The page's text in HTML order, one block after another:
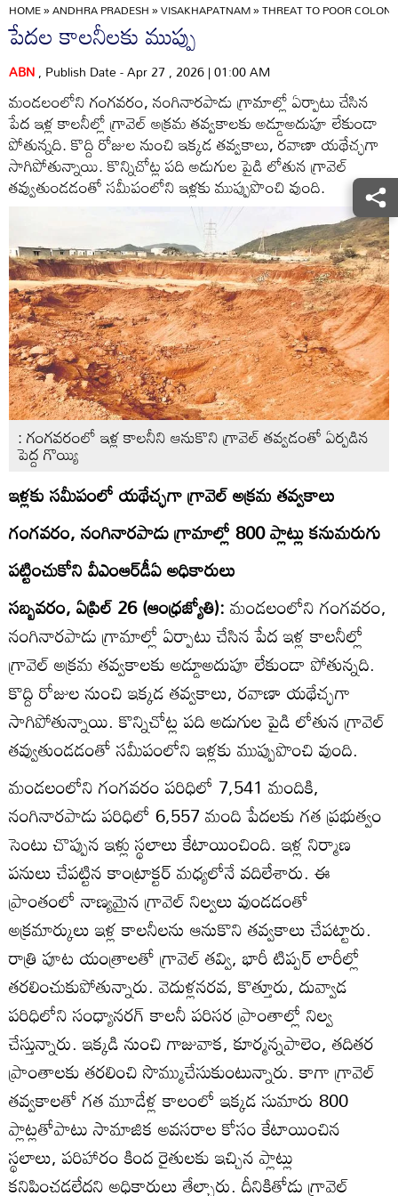
HOME»ANDHRA PRADESH»VISAKHAPATNAM»THREAT TO POOR
పేదల కాలనీలకు ముప్పు
ABN, Publish Date - Apr 27 , 2026 | 01:00 AM
మండలంలోని గంగవరం, నంగినారపాడు గ్రామాల్లో ఏర్పాటు చేసిన
పేద ఇళ్ల కాలనీల్లో గ్రావెల్‌ అక్రమ తవ్వకాలకు అడ్డూఅదుపూ లేకుండా
పోతున్నది. కొద్ది రోజుల నుంచి ఇక్కడ తవ్వకాలు, రవాణా యథేచ్ఛగా
సాగిపోతున్నాయి. కొన్నిచోట్ల పది అడుగుల పైడి లోతున గ్రావెల్‌
తవ్వుతుండడంతో సమీపంలోని ఇళ్లకు ముప్పుపొంచి వుంది.
: గంగవరంలో ఇళ్ల కాలనీని ఆనుకొని గ్రావెల్‌ తవ్వడంతో ఏర్పడిన
పెద్ద గొయ్యి
ఇళ్లకు సమీపంలో యథేచ్ఛగా గ్రావెల్‌ అక్రమ తవ్వకాలు
గంగవరం, నంగినారపాడు గ్రామాల్లో 800 ప్లాట్లు కనుమరుగు
పట్టించుకోని వీఎంఆర్‌డీఏ అధికారులు
సబ్బవరం, ఏప్రిల్‌ 26 (ఆంధ్రజ్యోతి):మండలంలోని గంగవరం,
నంగినారపాడు గ్రామాల్లో ఏర్పాటు చేసిన పేద ఇళ్ల కాలనీల్లో
గ్రావెల్‌ అక్రమ తవ్వకాలకు అడ్డూఅదుపూ లేకుండా పోతున్నది.
కొద్ది రోజుల నుంచి ఇక్కడ తవ్వకాలు, రవాణా యథేచ్ఛగా
సాగిపోతున్నాయి. కొన్నిచోట్ల పది అడుగుల పైడి లోతున గ్రావెల్‌
తవ్వుతుండడంతో సమీపంలోని ఇళ్లకు ముప్పుపొంచి వుంది.
మండలంలోని గంగవరం పరిధిలో 7,541 మందికి,
నంగినారపాడు పరిధిలో 6,557 మంది పేదలకు గత ప్రభుత్వం
సెంటు చొప్పున ఇళ్లు స్థలాలు కేటాయించింది. ఇళ్ల నిర్మాణ
పనులు చేపట్టిన కాంట్రాక్టర్‌ మధ్యలోనే వదిలేశారు. ఈ
ప్రాంతంలో నాణ్యమైన గ్రావెల్‌ నిల్వలు వుండడంతో
అక్రమార్కులు ఇళ్ల కాలనీలను ఆనుకొని తవ్వకాలు చేపట్టారు.
రాత్రి పూట యంత్రాలతో గ్రావెల్‌ తవ్వి, భారీ టిప్పర్‌ లారీల్లో
తరలించుకుపోతున్నారు. వెదుళ్లనరవ, కొత్తూరు, దువ్వాడ
పరిధిలోని సంధ్యానరగ్‌ కాలనీ పరిసర ప్రాంతాల్లో నిల్వ
చేస్తున్నారు. ఇక్కడి నుంచి గాజువాక, కూర్మన్నపాలెం, తదితర
ప్రాంతాలకు తరలించి సొమ్ముచేసుకుంటున్నారు. కాగా గ్రావెల్‌
తవ్వకాలతో గత మూడేళ్ల కాలంలో ఇక్కడ సుమారు 800
ప్లాట్లతోపాటు సామాజిక అవసరాల కోసం కేటాయించిన
స్థలాలు, పరిహారం కింద రైతులకు ఇచ్చిన ప్లాట్లు
కనిపించడలేదని అధికారులు తేల్చారు. దీనికితోడు గ్రావెల్‌